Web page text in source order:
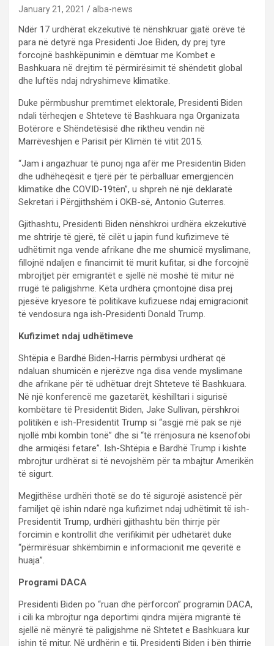
January 21, 2021 alba-news
Ndër 17 urdhërat ekzekutivë të nënshkruar gjatë orëve të
para në detyrë nga Presidenti Joe Biden, dy prej tyre
forcojnë bashkëpunimin e dëmtuar me Kombet e
Bashkuara në drejtim të përmirësimit të shëndetit global
dhe luftës ndaj ndryshimeve klimatike.
Duke përmbushur premtimet elektorale, Presidenti Biden
ndali tërheqjen e Shteteve të Bashkuara nga Organizata
Botërore e Shëndetësisë dhe riktheu vendin në
Marrëveshjen e Parisit për Klimën të vitit 2015.
“Jam i angazhuar të punoj nga afër me Presidentin Biden
dhe udhëheqësit e tjerë për të përballuar emergjencën
klimatike dhe COVID-19tën”, u shpreh në një deklaratë
Sekretari i Përgjithshëm i OKB-së, Antonio Guterres.
Gjithashtu, Presidenti Biden nënshkroi urdhëra ekzekutivë
me shtrirje të gjerë, të cilët u japin fund kufizimeve të
udhëtimit nga vende afrikane dhe me shumicë myslimane,
fillojnë ndaljen e financimit të murit kufitar, si dhe forcojnë
mbrojtjet për emigrantët e sjellë në moshë të mitur në
rrugë të paligjshme. Këta urdhëra çmontojnë disa prej
pjesëve kryesore të politikave kufizuese ndaj emigracionit
të vendosura nga ish-Presidenti Donald Trump.
Kufizimet ndaj udhëtimeve
Shtëpia e Bardhë Biden-Harris përmbysi urdhërat që
ndaluan shumicën e njerëzve nga disa vende myslimane
dhe afrikane për të udhëtuar drejt Shteteve të Bashkuara.
Në një konferencë me gazetarët, këshilltari i sigurisë
kombëtare të Presidentit Biden, Jake Sullivan, përshkroi
politikën e ish-Presidentit Trump si “asgjë më pak se një
njollë mbi kombin tonë” dhe si “të rrënjosura në ksenofobi
dhe armiqësi fetare”. Ish-Shtëpia e Bardhë Trump i kishte
mbrojtur urdhërat si të nevojshëm për ta mbajtur Amerikën
të sigurt.
Megjithëse urdhëri thotë se do të sigurojë asistencë për
familjet që ishin ndarë nga kufizimet ndaj udhëtimit të ish-
Presidentit Trump, urdhëri gjithashtu bën thirrje për
forcimin e kontrollit dhe verifikimit për udhëtarët duke
“përmirësuar shkëmbimin e informacionit me qeveritë e
huaja”.
Programi DACA
Presidenti Biden po “ruan dhe përforcon” programin DACA,
i cili ka mbrojtur nga deportimi qindra mijëra migrantë të
sjellë në mënyrë të paligjshme në Shtetet e Bashkuara kur
ishin të mitur. Në urdhërin e tij, Presidenti Biden i bën thirrje